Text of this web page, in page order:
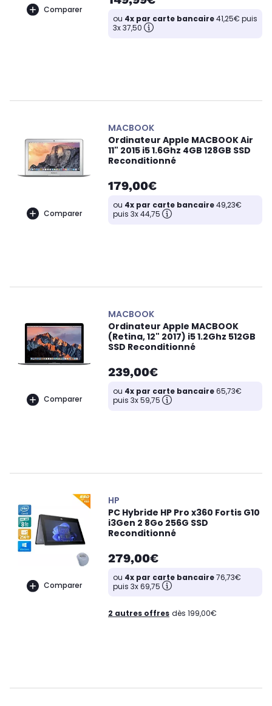
Comparer
ou 4x par carte bancaire41,25€ puis
3x 37,50
Comparer
MACBOOK
Ordinateur Apple MACBOOK Air
11" 2015 i5 1.6Ghz 4GB 128GB SSD
Reconditionné
179,00€
ou 4x par carte bancaire49,23€
puis 3x 44,75
Comparer
MACBOOK
Ordinateur Apple MACBOOK
(Retina, 12" 2017) i5 1.2Ghz 512GB
SSD Reconditionné
239,00€
ou 4x par carte bancaire65,73€
puis 3x 59,75
Comparer
HP
PC Hybride HP Pro x360 Fortis G10
i3Gen 2 8Go 256G SSD
Reconditionné
279,00€
ou 4x par carte bancaire76,73€
puis 3x 69,75
2 autres offres dès 199,00€